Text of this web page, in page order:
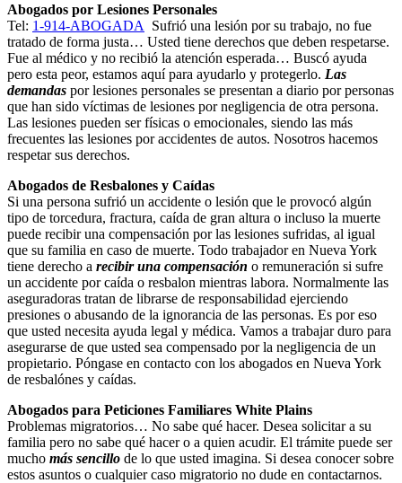
Abogados por Lesiones Personales
Tel: 1-914-ABOGADA
Sufrió una lesión por su trabajo, no fue
tratado de forma justa… Usted tiene derechos que deben respetarse.
Fue al médico y no recibió la atención esperada… Buscó ayuda
pero esta peor, estamos aquí para ayudarlo y protegerlo. Las
demandas por lesiones personales se presentan a diario por personas
que han sido víctimas de lesiones por negligencia de otra persona.
Las lesiones pueden ser físicas o emocionales, siendo las más
frecuentes las lesiones por accidentes de autos. Nosotros hacemos
respetar sus derechos.
Abogados de Resbalones y Caídas
Si una persona sufrió un accidente o lesión que le provocó algún
tipo de torcedura, fractura, caída de gran altura o incluso la muerte
puede recibir una compensación por las lesiones sufridas, al igual
que su familia en caso de muerte. Todo trabajador en Nueva York
tiene derecho a recibir una compensación o remuneración si sufre
un accidente por caída o resbalon mientras labora. Normalmente las
aseguradoras tratan de librarse de responsabilidad ejerciendo
presiones o abusando de la ignorancia de las personas. Es por eso
que usted necesita ayuda legal y médica. Vamos a trabajar duro para
asegurarse de que usted sea compensado por la negligencia de un
propietario. Póngase en contacto con los abogados en Nueva York
de resbalónes y caídas.
Abogados para Peticiones Familiares White Plains
Problemas migratorios… No sabe qué hacer. Desea solicitar a su
familia pero no sabe qué hacer o a quien acudir. El trámite puede ser
mucho más sencillo de lo que usted imagina. Si desea conocer sobre
estos asuntos o cualquier caso migratorio no dude en contactarnos.